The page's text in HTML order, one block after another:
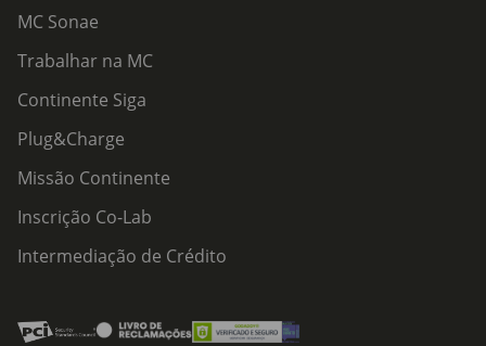
MC Sonae
Trabalhar na MC
Continente Siga
Plug&Charge
Missão Continente
Inscrição Co-Lab
Intermediação de Crédito